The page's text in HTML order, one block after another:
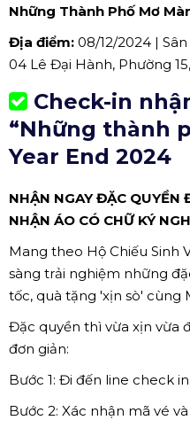
Những Thành Phố Mơ
Địa điểm: 08/12/2024 |
04 Lê Đại Hành, Phường
Check-in
“Những thành
Year End 2024
NHẬN NGAY ĐẶC QUYỀN
NHẬN ÁO CÓ CHỮ KÝ
Mang theo Hộ Chiếu Sinh
sàng trải nghiệm những
tốc, quà tặng 'xịn sò' cùng
Đặc quyền thì vừa xịn vừa
đơn giản:
Bước 1: Đi đến line check
Bước 2: Xác nhận mã vé